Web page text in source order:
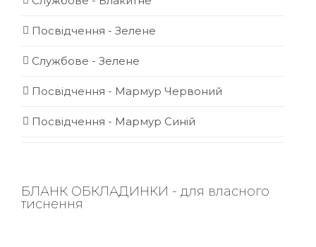
Посвідчення - Зелене
Службове - Зелене
Посвідчення - Мармур Червоний
Посвідчення - Мармур Синій
БЛАНК ОБКЛАДИНКИ - для власного
тиснення